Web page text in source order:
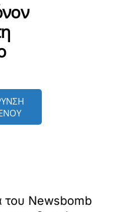
του Newsbomb